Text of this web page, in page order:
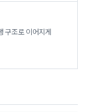
구조로 이어지게